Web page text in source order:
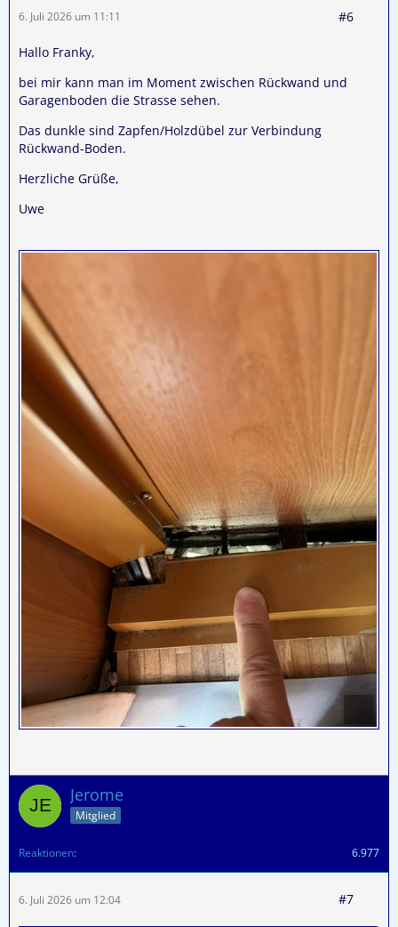
6. Juli 2026 um 11:11 #6
Hallo Franky,
bei mir kann man im Moment zwischen Rückwand und
Garagenboden die Strasse sehen.
Das dunkle sind Zapfen/Holzdübel zur Verbindung
Rückwand-Boden.
Herzliche Grüße,
Uwe
Jerome
Mitglied
Reaktionen 6.977
6. Juli 2026 um 12:04 #7